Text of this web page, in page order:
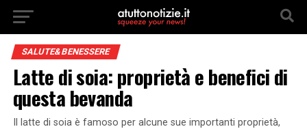
SALUTE&BENESSERE
Latte di soia: proprietà e benefici di
questa bevanda
Il latte di soia è famoso per alcune sue importanti proprietà,